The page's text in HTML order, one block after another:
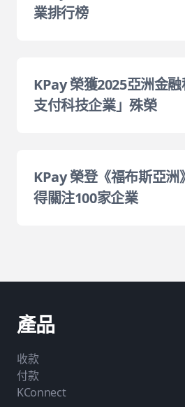
業排行榜
KPay 榮獲2025亞洲金
支付科技企業」殊榮
KPay 榮登《福布斯亞洲
得關注100家企業
產品
收款
付款
KConnect